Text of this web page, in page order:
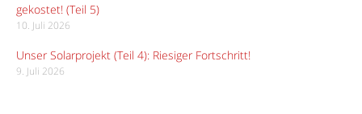
gekostet! (Teil 5)
10. Juli 2026
Unser Solarprojekt (Teil 4): Riesiger Fortschritt!
9. Juli 2026